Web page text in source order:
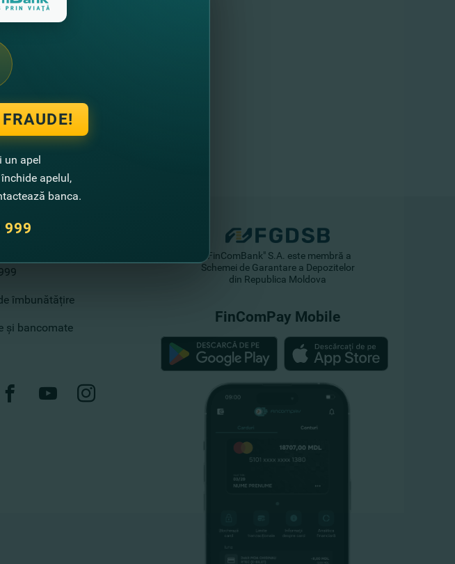
ne
îmbunătățire
și bancomate
"FinComBank" S.A. este membră a
Schemei de Garantare a Depozitelor
din Republica Moldova
FinComPay Mobile
un apel
apelul,
banca.
999